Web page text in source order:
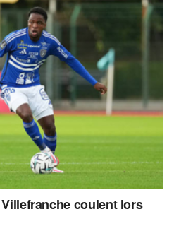
coulent lors